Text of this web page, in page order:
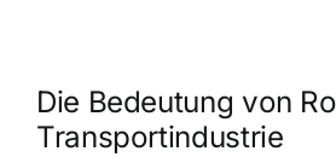
Die Bedeutung von
Transportindustrie